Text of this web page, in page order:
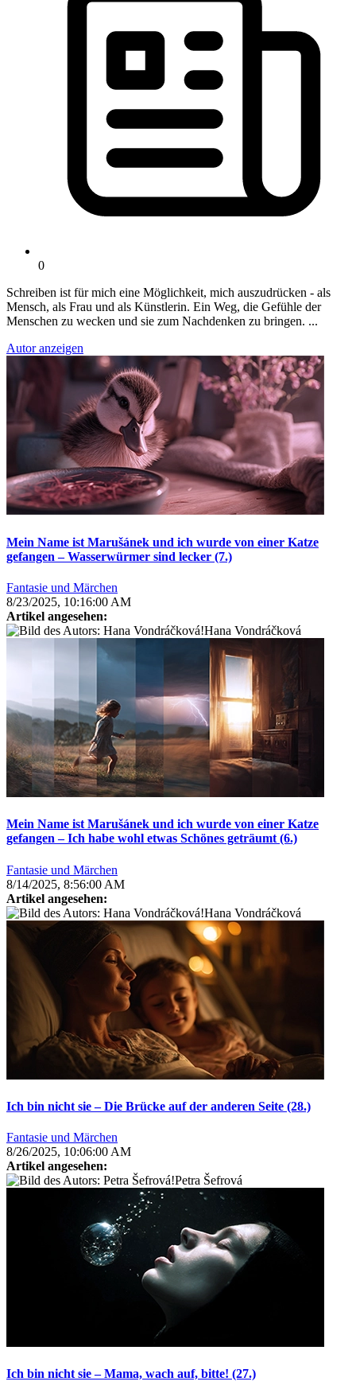
0
Schreiben ist für mich eine Möglichkeit, mich auszudrücken - als
Mensch, als Frau und als Künstlerin. Ein Weg, die Gefühle der
Menschen zu wecken und sie zum Nachdenken zu bringen. ...
Autor anzeigen
Mein Name ist Marušánek und ich wurde von einer Katze
gefangen – Wasserwürmer sind lecker (7.)
Fantasie und Märchen
8/23/2025, 10:16:00 AM
Artikel angesehen:
Hana Vondráčková
Mein Name ist Marušánek und ich wurde von einer Katze
gefangen – Ich habe wohl etwas Schönes geträumt (6.)
Fantasie und Märchen
8/14/2025, 8:56:00 AM
Artikel angesehen:
Hana Vondráčková
Ich bin nicht sie – Die Brücke auf der anderen Seite (28.)
Fantasie und Märchen
8/26/2025, 10:06:00 AM
Artikel angesehen:
Petra Šefrová
Ich bin nicht sie – Mama, wach auf, bitte! (27.)